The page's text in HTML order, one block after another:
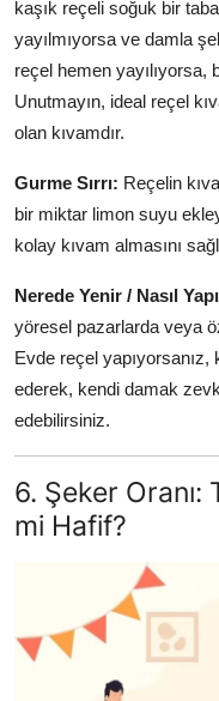
kaşık reçeli soğuk bir
yayılmıyorsa ve damla
reçel hemen yayılıyorsa,
Unutmayın, ideal reçel
olan kıvamdır.
Gurme Sırrı: Reçelin
bir miktar limon suyu
kolay kıvam almasını
Nerede Yenir / Nasıl
yöresel pazarlarda veya
Evde reçel yapıyorsanız,
ederek, kendi damak
edebilirsiniz.
6. Şeker Oranı:
mi Hafif?